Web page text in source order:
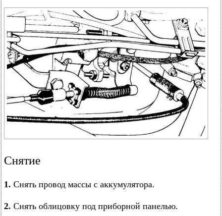
Снятие
1. Снять провод массы с аккумулятора.
2. Снять облицовку под приборной панелью.